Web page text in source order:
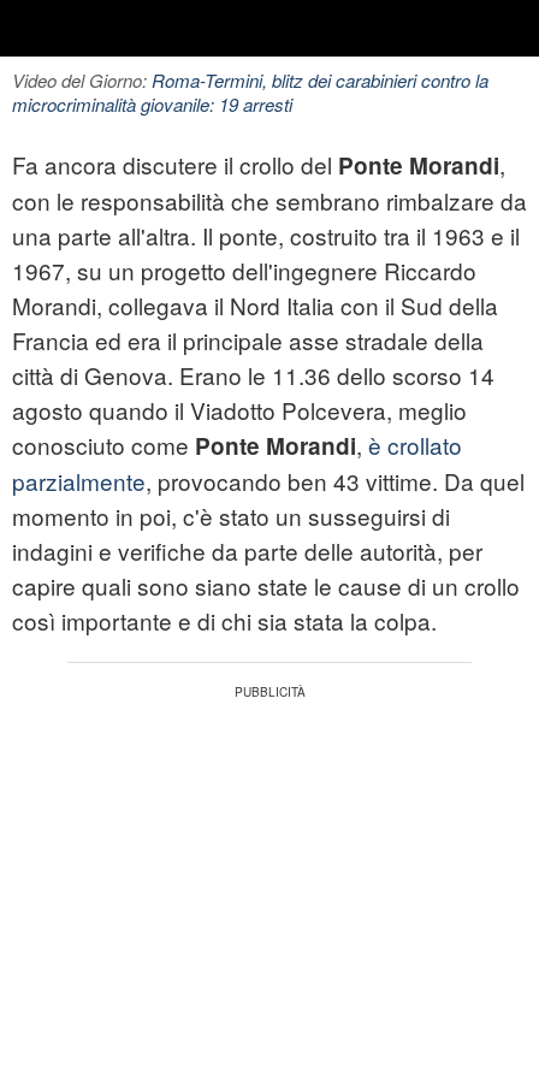
Video del Giorno:Roma-Termini, blitz dei carabinieri contro la
microcriminalità giovanile: 19 arresti
Fa ancora discutere il crollo del Ponte Morandi,
con le responsabilità che sembrano rimbalzare da
una parte all'altra. Il ponte, costruito tra il 1963 e il
1967, su un progetto dell'ingegnere Riccardo
Morandi, collegava il Nord Italia con il Sud della
Francia ed era il principale asse stradale della
città di Genova. Erano le 11.36 dello scorso 14
agosto quando il Viadotto Polcevera, meglio
conosciuto come Ponte Morandi, è crollato
parzialmente, provocando ben 43 vittime. Da quel
momento in poi, c'è stato un susseguirsi di
indagini e verifiche da parte delle autorità, per
capire quali sono siano state le cause di un crollo
così importante e di chi sia stata la colpa.